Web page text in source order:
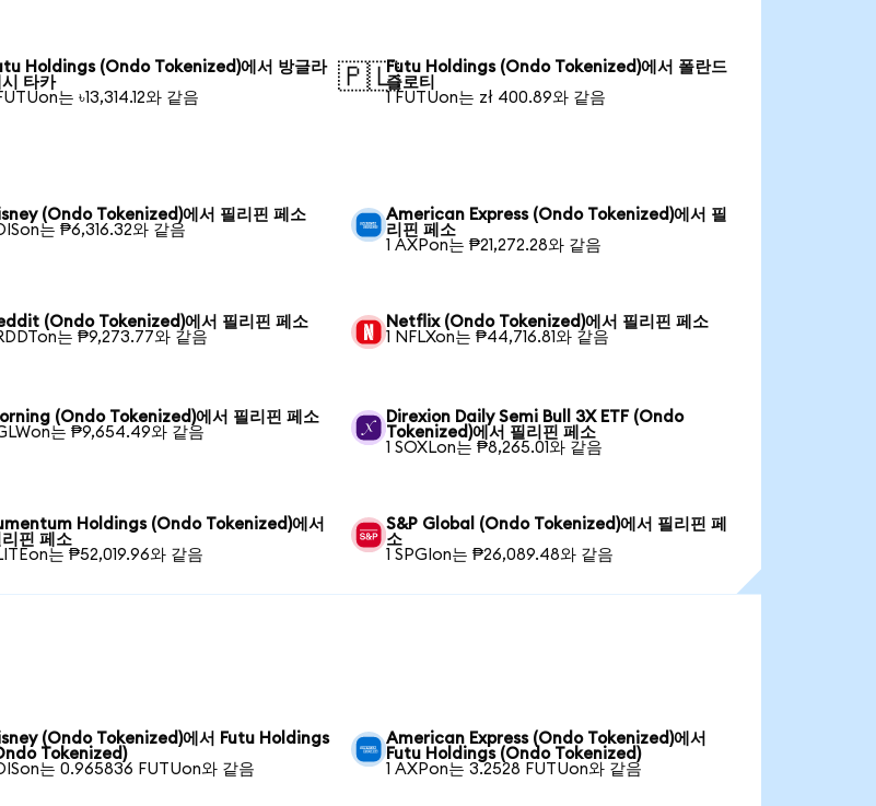
Holdings (Ondo Tokenized)에서 방글라
타카
는 ৳13,314.12와 같음
🇵🇱Futu Holdings (Ondo Tokenized)에서 폴란드
즐로티
1 FUTUon는 zł 400.89와 같음
(Ondo Tokenized)에서 필리핀 페소
는 ₱6,316.32와 같음
American Express (Ondo Tokenized)에서 필
리핀 페소
1 AXPon는 ₱21,272.28와 같음
(Ondo Tokenized)에서 필리핀 페소
는 ₱9,273.77와 같음
Netflix (Ondo Tokenized)에서 필리핀 페소
1 NFLXon는 ₱44,716.81와 같음
(Ondo Tokenized)에서 필리핀 페소
는 ₱9,654.49와 같음
Direxion Daily Semi Bull 3X ETF (Ondo
Tokenized)에서 필리핀 페소
1 SOXLon는 ₱8,265.01와 같음
Holdings (Ondo Tokenized)에서
리핀 페소
는 ₱52,019.96와 같음
S&P Global (Ondo Tokenized)에서 필리핀 페
소
1 SPGIon는 ₱26,089.48와 같음
(Ondo Tokenized)에서 Futu Holdings
Tokenized)
는 0.965836 FUTUon와 같음
American Express (Ondo Tokenized)에서
Futu Holdings (Ondo Tokenized)
1 AXPon는 3.2528 FUTUon와 같음